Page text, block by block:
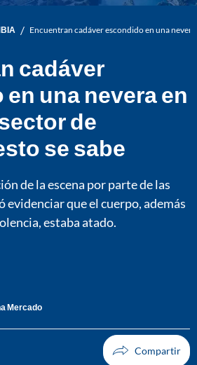
/ Encuentran cadáver escondido en una
cadáver
una nevera en
de
se sabe
de la escena por parte de las
que el cuerpo, además
estaba atado.
Mercado